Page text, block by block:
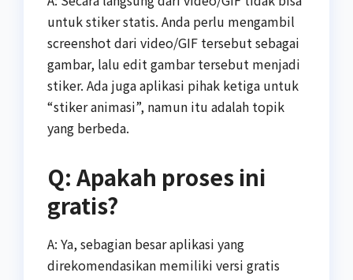
untuk stiker statis. Anda perlu mengambil
screenshot dari video/GIF tersebut sebagai
gambar, lalu edit gambar tersebut menjadi
stiker. Ada juga aplikasi pihak ketiga untuk
“stiker animasi”, namun itu adalah topik
yang berbeda.
Q: Apakah proses ini
gratis?
A: Ya, sebagian besar aplikasi yang
direkomendasikan memiliki versi gratis